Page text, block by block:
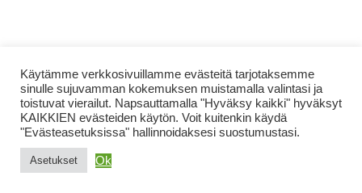
Käytämme verkkosivuillamme evästeitä tarjotaksemme
sinulle sujuvamman kokemuksen muistamalla valintasi ja
toistuvat vierailut. Napsauttamalla "Hyväksy kaikki" hyväksyt
KAIKKIEN evästeiden käytön. Voit kuitenkin käydä
"Evästeasetuksissa" hallinnoidaksesi suostumustasi.
Asetukset Ok